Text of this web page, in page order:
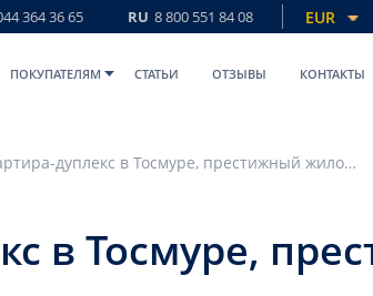
364 36 65 RU 8 800 551 84 08 EUR
ПОКУПАТЕЛЯМ СТАТЬИ ОТЗЫВЫ КОНТАКТЫ
Шикарная квартира-дуплекс в Тосмуре, престижный жилой комплекс, 170 м2
в Тосмуре,